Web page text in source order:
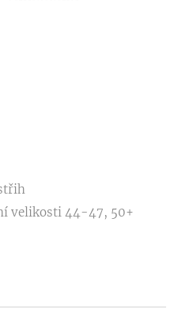
velikosti 44-47, 50+